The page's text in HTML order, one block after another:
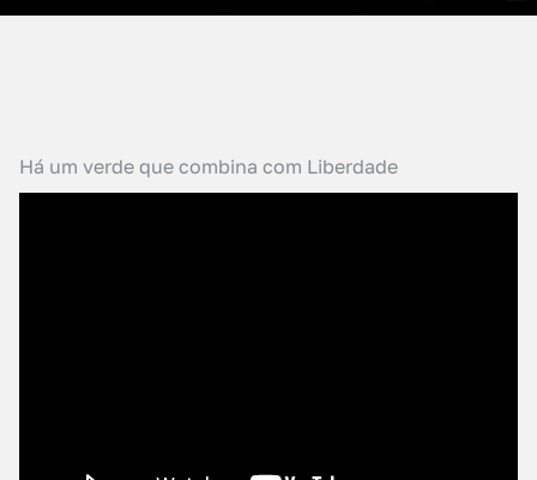
Há um verde que combina com Liberdade